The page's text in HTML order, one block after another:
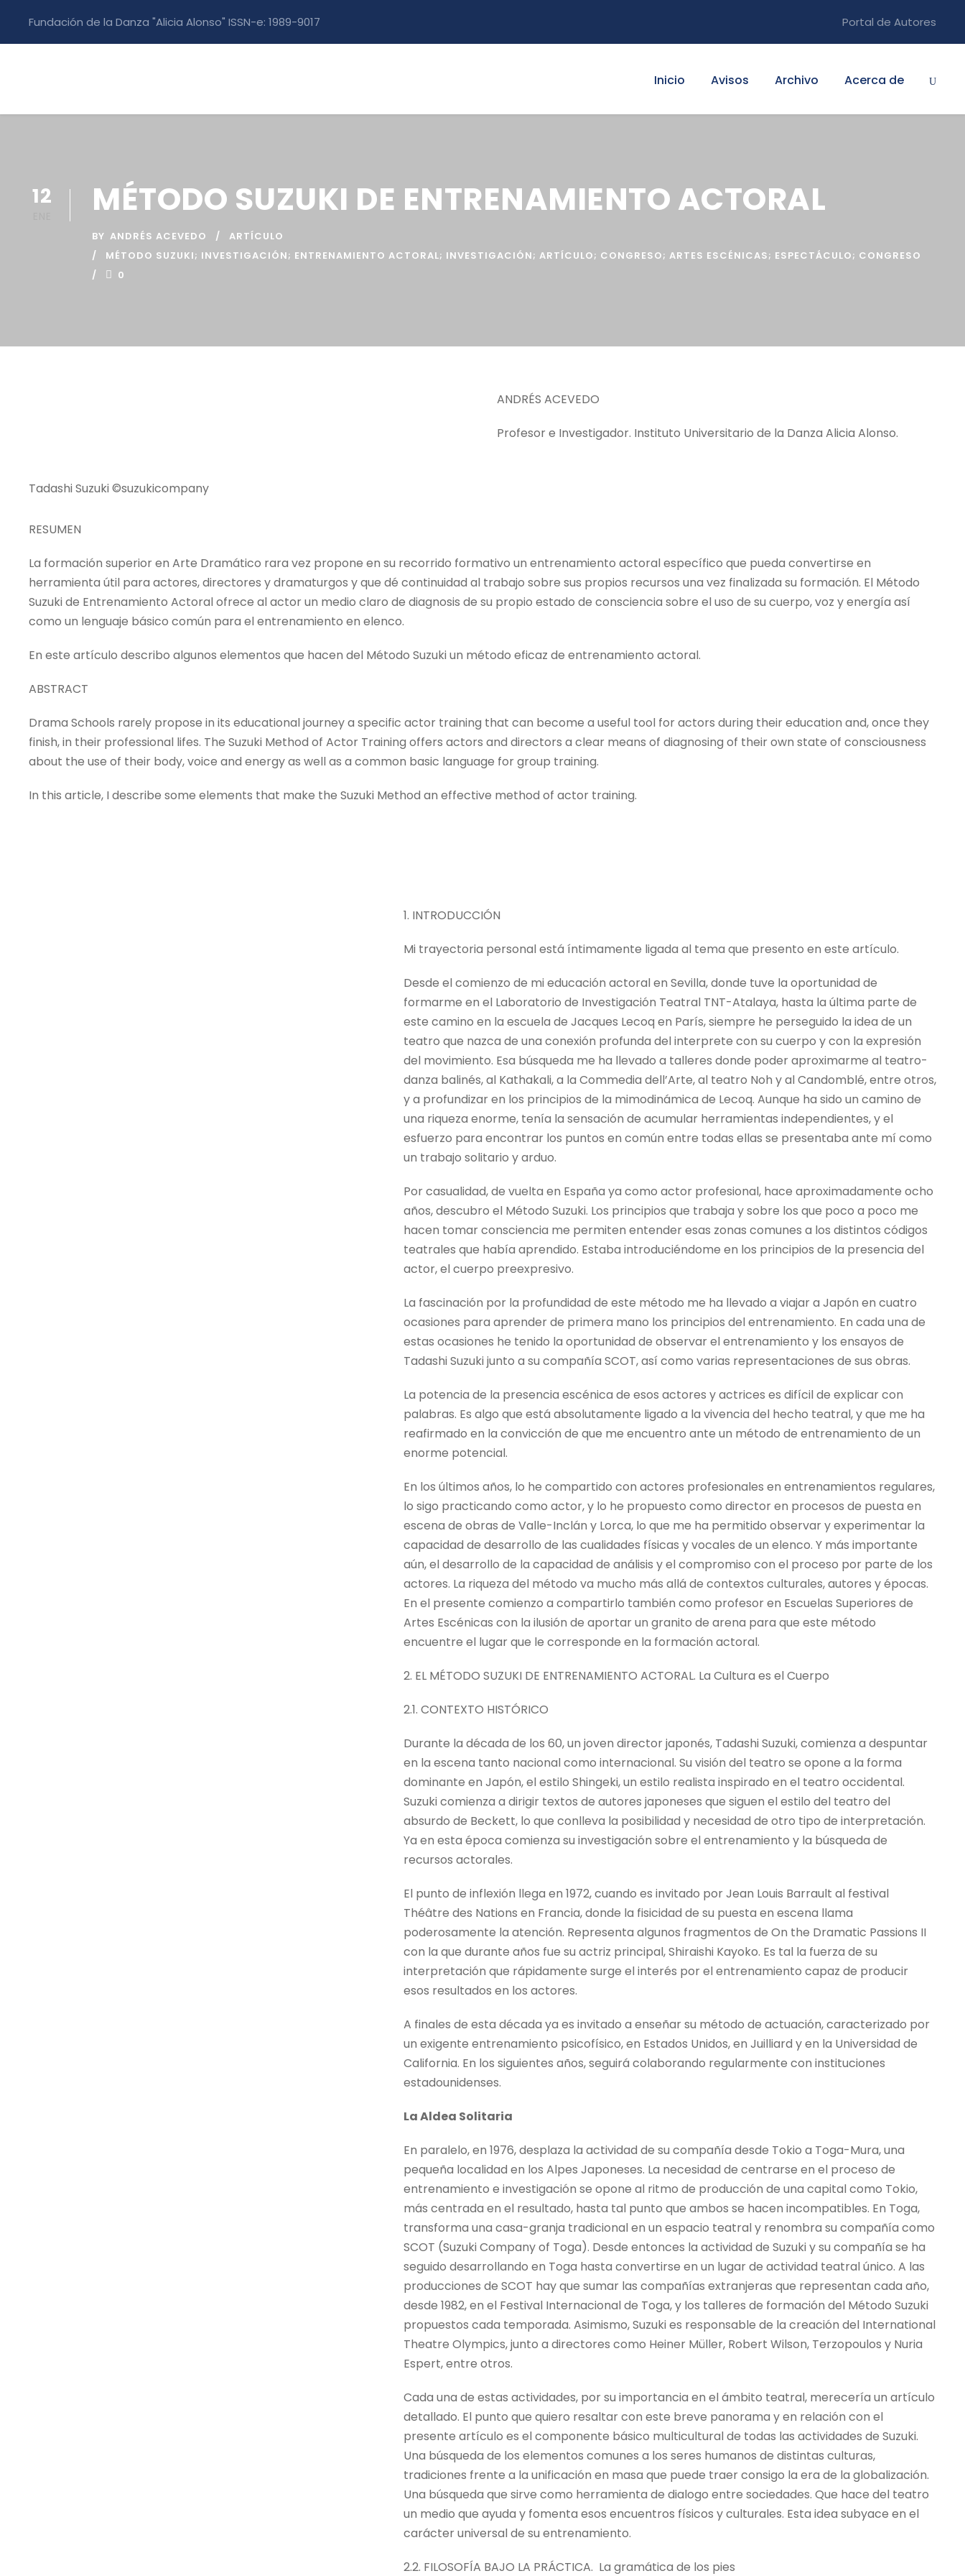
Fundación de la Danza "Alicia Alonso" ISSN-e: 1989-9017 Portal de Autores
Inicio Avisos Archivo Acerca de
12 MÉTODO SUZUKI DE ENTRENAMIENTO ACTORAL
BY ANDRÉS ACEVEDO
ARTÍCULO
MÉTODO SUZUKI; INVESTIGACIÓN; ENTRENAMIENTO ACTORAL; INVESTIGACIÓN; ARTÍCULO; CONGRESO; ARTES ESCÉNICAS; ESPECTÁCULO; CONGRESO
0
ANDRÉS ACEVEDO
Profesor e Investigador. Instituto Universitario de la Danza Alicia Alonso.
Tadashi Suzuki ©suzukicompany
RESUMEN
La formación superior en Arte Dramático rara vez propone en su recorrido formativo un entrenamiento actoral específico que pueda convertirse en
herramienta útil para actores, directores y dramaturgos y que dé continuidad al trabajo sobre sus propios recursos una vez finalizada su formación. El Método
Suzuki de Entrenamiento Actoral ofrece al actor un medio claro de diagnosis de su propio estado de consciencia sobre el uso de su cuerpo, voz y energía así
como un lenguaje básico común para el entrenamiento en elenco.
En este artículo describo algunos elementos que hacen del Método Suzuki un método eficaz de entrenamiento actoral.
ABSTRACT
Drama Schools rarely propose in its educational journey a specific actor training that can become a useful tool for actors during their education and, once they
finish, in their professional lifes. The Suzuki Method of Actor Training offers actors and directors a clear means of diagnosing of their own state of consciousness
about the use of their body, voice and energy as well as a common basic language for group training.
In this article, I describe some elements that make the Suzuki Method an effective method of actor training.
1. INTRODUCCIÓN
Mi trayectoria personal está íntimamente ligada al tema que presento en este artículo.
Desde el comienzo de mi educación actoral en Sevilla, donde tuve la oportunidad de
formarme en el Laboratorio de Investigación Teatral TNT-Atalaya, hasta la última parte de
este camino en la escuela de Jacques Lecoq en París, siempre he perseguido la idea de un
teatro que nazca de una conexión profunda del interprete con su cuerpo y con la expresión
del movimiento. Esa búsqueda me ha llevado a talleres donde poder aproximarme al teatro-
danza balinés, al Kathakali, a la Commedia dell’Arte, al teatro Noh y al Candomblé, entre otros,
y a profundizar en los principios de la mimodinámica de Lecoq. Aunque ha sido un camino de
una riqueza enorme, tenía la sensación de acumular herramientas independientes, y el
esfuerzo para encontrar los puntos en común entre todas ellas se presentaba ante mí como
un trabajo solitario y arduo.
Por casualidad, de vuelta en España ya como actor profesional, hace aproximadamente ocho
años, descubro el Método Suzuki. Los principios que trabaja y sobre los que poco a poco me
hacen tomar consciencia me permiten entender esas zonas comunes a los distintos códigos
teatrales que había aprendido. Estaba introduciéndome en los principios de la presencia del
actor, el cuerpo preexpresivo.
La fascinación por la profundidad de este método me ha llevado a viajar a Japón en cuatro
ocasiones para aprender de primera mano los principios del entrenamiento. En cada una de
estas ocasiones he tenido la oportunidad de observar el entrenamiento y los ensayos de
Tadashi Suzuki junto a su compañía SCOT, así como varias representaciones de sus obras.
La potencia de la presencia escénica de esos actores y actrices es difícil de explicar con
palabras. Es algo que está absolutamente ligado a la vivencia del hecho teatral, y que me ha
reafirmado en la convicción de que me encuentro ante un método de entrenamiento de un
enorme potencial.
En los últimos años, lo he compartido con actores profesionales en entrenamientos regulares,
lo sigo practicando como actor, y lo he propuesto como director en procesos de puesta en
escena de obras de Valle-Inclán y Lorca, lo que me ha permitido observar y experimentar la
capacidad de desarrollo de las cualidades físicas y vocales de un elenco. Y más importante
aún, el desarrollo de la capacidad de análisis y el compromiso con el proceso por parte de los
actores. La riqueza del método va mucho más allá de contextos culturales, autores y épocas.
En el presente comienzo a compartirlo también como profesor en Escuelas Superiores de
Artes Escénicas con la ilusión de aportar un granito de arena para que este método
encuentre el lugar que le corresponde en la formación actoral.
2. EL MÉTODO SUZUKI DE ENTRENAMIENTO ACTORAL. La Cultura es el Cuerpo
2.1. CONTEXTO HISTÓRICO
Durante la década de los 60, un joven director japonés, Tadashi Suzuki, comienza a despuntar
en la escena tanto nacional como internacional. Su visión del teatro se opone a la forma
dominante en Japón, el estilo Shingeki, un estilo realista inspirado en el teatro occidental.
Suzuki comienza a dirigir textos de autores japoneses que siguen el estilo del teatro del
absurdo de Beckett, lo que conlleva la posibilidad y necesidad de otro tipo de interpretación.
Ya en esta época comienza su investigación sobre el entrenamiento y la búsqueda de
recursos actorales.
El punto de inflexión llega en 1972, cuando es invitado por Jean Louis Barrault al festival
Théâtre des Nations en Francia, donde la fisicidad de su puesta en escena llama
poderosamente la atención. Representa algunos fragmentos de On the Dramatic Passions II
con la que durante años fue su actriz principal, Shiraishi Kayoko. Es tal la fuerza de su
interpretación que rápidamente surge el interés por el entrenamiento capaz de producir
esos resultados en los actores.
A finales de esta década ya es invitado a enseñar su método de actuación, caracterizado por
un exigente entrenamiento psicofísico, en Estados Unidos, en Juilliard y en la Universidad de
California. En los siguientes años, seguirá colaborando regularmente con instituciones
estadounidenses.
La Aldea Solitaria
En paralelo, en 1976, desplaza la actividad de su compañía desde Tokio a Toga-Mura, una
pequeña localidad en los Alpes Japoneses. La necesidad de centrarse en el proceso de
entrenamiento e investigación se opone al ritmo de producción de una capital como Tokio,
más centrada en el resultado, hasta tal punto que ambos se hacen incompatibles. En Toga,
transforma una casa-granja tradicional en un espacio teatral y renombra su compañía como
SCOT (Suzuki Company of Toga). Desde entonces la actividad de Suzuki y su compañía se ha
seguido desarrollando en Toga hasta convertirse en un lugar de actividad teatral único. A las
producciones de SCOT hay que sumar las compañías extranjeras que representan cada año,
desde 1982, en el Festival Internacional de Toga, y los talleres de formación del Método Suzuki
propuestos cada temporada. Asimismo, Suzuki es responsable de la creación del International
Theatre Olympics, junto a directores como Heiner Müller, Robert Wilson, Terzopoulos y Nuria
Espert, entre otros.
Cada una de estas actividades, por su importancia en el ámbito teatral, merecería un artículo
detallado. El punto que quiero resaltar con este breve panorama y en relación con el
presente artículo es el componente básico multicultural de todas las actividades de Suzuki.
Una búsqueda de los elementos comunes a los seres humanos de distintas culturas,
tradiciones frente a la unificación en masa que puede traer consigo la era de la globalización.
Una búsqueda que sirve como herramienta de dialogo entre sociedades. Que hace del teatro
un medio que ayuda y fomenta esos encuentros físicos y culturales. Esta idea subyace en el
carácter universal de su entrenamiento.
2.2. FILOSOFÍA BAJO LA PRÁCTICA. La gramática de los pies